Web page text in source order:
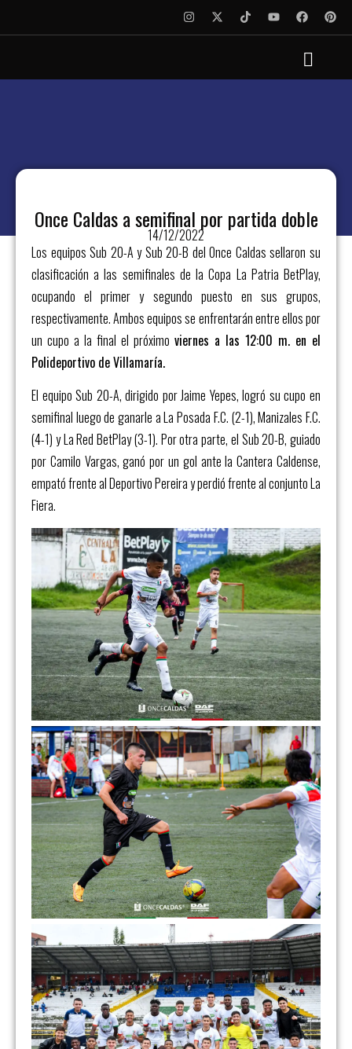
Once Caldas a semifinal por partida doble
14/12/2022
Los equipos Sub 20-A y Sub 20-B del Once Caldas sellaron su
clasificación a las semifinales de la Copa La Patria BetPlay,
ocupando el primer y segundo puesto en sus grupos,
respectivamente. Ambos equipos se enfrentarán entre ellos por
un cupo a la final el próximo viernes a las 12:00 m. en el
Polideportivo de Villamaría.
El equipo Sub 20-A, dirigido por Jaime Yepes, logró su cupo en
semifinal luego de ganarle a La Posada F.C. (2-1), Manizales F.C.
(4-1) y La Red BetPlay (3-1). Por otra parte, el Sub 20-B, guiado
por Camilo Vargas, ganó por un gol ante la Cantera Caldense,
empató frente al Deportivo Pereira y perdió frente al conjunto La
Fiera.